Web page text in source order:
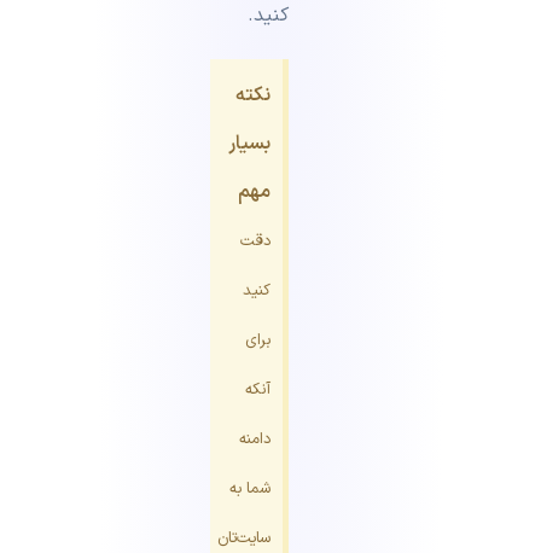
کنید.
نکته
بسیار
مهم
دقت
کنید
برای
آنکه
دامنه
شما به
سایت‌تان